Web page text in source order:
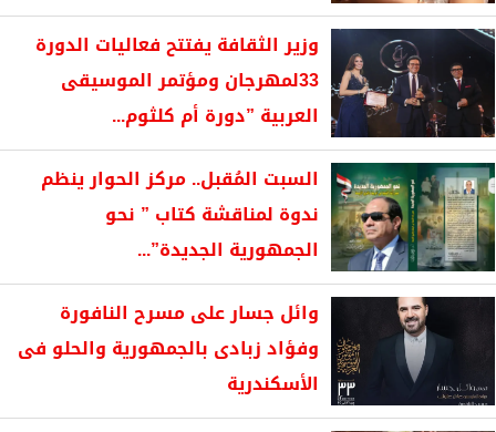
وزير الثقافة يفتتح فعاليات الدورة
33لمهرجان ومؤتمر الموسيقى
العربية ”دورة أم كلثوم...
السبت المُقبل.. مركز الحوار ينظم
ندوة لمناقشة كتاب ” نحو
الجمهورية الجديدة”...
وائل جسار على مسرح النافورة
وفؤاد زبادى بالجمهورية والحلو فى
الأسكندرية